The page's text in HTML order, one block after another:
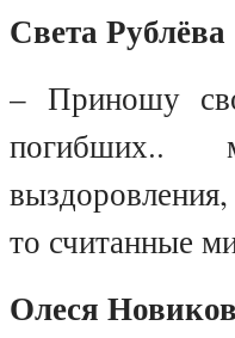
Света Рублёва
– Приношу
то считанные
Олеся